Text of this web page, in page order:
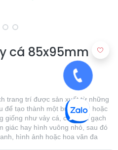
cá 85x95mm
trang trí được sản xuất từ những
để tạo thành một bức tranh hoặc
giống như vảy cá, các viên gạch
giác hay hình vuông nhỏ, sau đó
hình ảnh hoặc hoa văn đa